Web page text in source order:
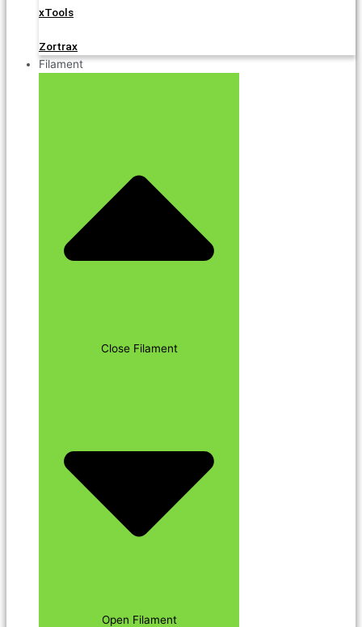
xTools
Zortrax
Filament
Close Filament
Open Filament